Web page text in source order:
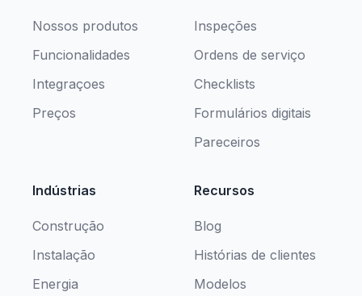
Nossos produtos
Funcionalidades
Integraçoes
Preços
Inspeções
Ordens de serviço
Checklists
Formulários digitais
Pareceiros
Indústrias
Construção
Instalação
Energia
Recursos
Blog
Histórias de clientes
Modelos